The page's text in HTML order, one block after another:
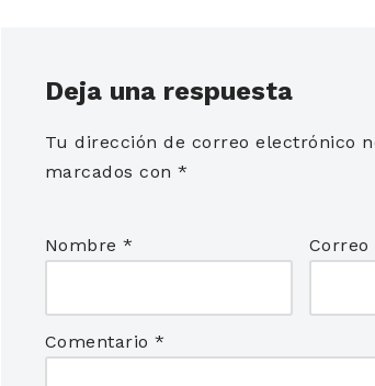
Deja una respuesta
Tu dirección de correo electrónico
marcados con *
Nombre *
Comentario *